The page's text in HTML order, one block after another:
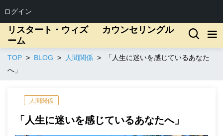
リスタート・ウィズ カウンセリングル
ーム
TOP BLOG 人間関係
「人生に迷いを感じているあなた
へ」
人間関係
「人生に迷いを感じているあなたへ」
ログイン